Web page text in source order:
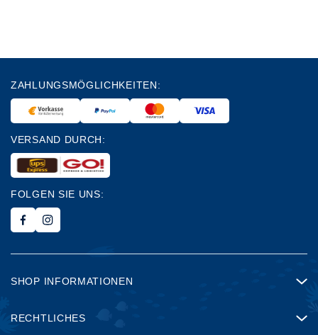
ZAHLUNGSMÖGLICHKEITEN:
VERSAND DURCH:
FOLGEN SIE UNS:
SHOP INFORMATIONEN
RECHTLICHES